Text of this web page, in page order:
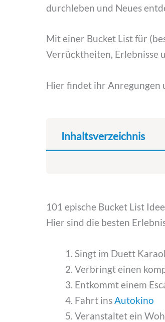
durchleben und Neues
Mit einer Bucket List für
Verrücktheiten, Erlebnisse
Hier findet ihr Anregungen
Inhaltsverzeichnis
101 epische Bucket List
Hier sind die besten
Singt im Duett
Verbringt einen
Entkommt einem
Fahrt insAutokino
Veranstaltet ein